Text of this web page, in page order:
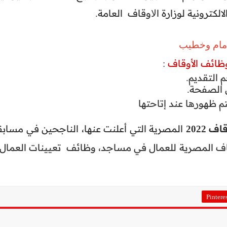
لوزارة اﻻوقاف العامة.
وخطيب
الأوقاف :
التقديم.
الصفحة.
ظهورها عند إتاحتها
المصرية التي أعلنت عنها، الناجحين في
المصرية للعمال في مساجد، وظائف تعيينات